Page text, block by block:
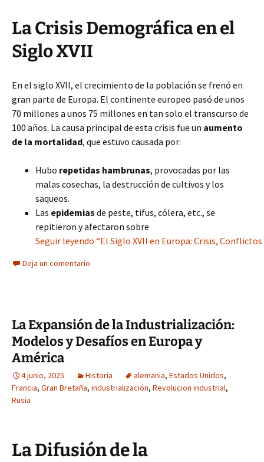
La Crisis Demográfica en el
Siglo XVII
En el siglo XVII, el crecimiento de la población se frenó en
gran parte de Europa. El continente europeo pasó de unos
70 millones a unos 75 millones en tan solo el transcurso de
100 años. La causa principal de esta crisis fue un aumento
de la mortalidad, que estuvo causada por:
Hubo repetidas hambrunas, provocadas por las
malas cosechas, la destrucción de cultivos y los
saqueos.
Las epidemias de peste, tifus, cólera, etc., se
repitieron y afectaron sobre
Seguir leyendo “El Siglo XVII en Europa: Crisis,
Deja un comentario
La Expansión de la Industrialización:
Modelos y Desafíos en Europa y
América
4 junio, 2025 Historia alemania, Estados Unidos,
Francia, Gran Bretaña, industrialización, Revolucion industrial,
Rusia
La Difusión de la